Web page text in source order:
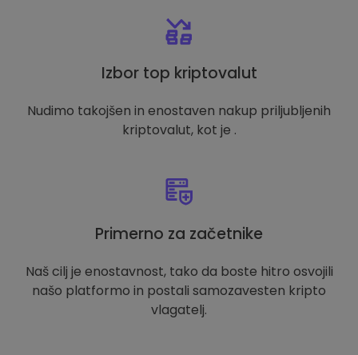
Izbor top kriptovalut
Nudimo takojšen in enostaven nakup priljubljenih
kriptovalut, kot je .
Primerno za začetnike
Naš cilj je enostavnost, tako da boste hitro osvojili
našo platformo in postali samozavesten kripto
vlagatelj.